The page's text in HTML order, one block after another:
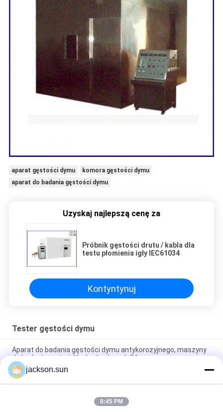
aparat gęstości dymu
komora gęstości dymu
aparat do badania gęstości dymu
Uzyskaj najlepszą cenę za
Próbnik gęstości drutu / kabla dla
testu płomienia igły IEC61034
Kontyntynuj
Tester gęstości dymu
Aparat do badania gęstości dymu antykorozyjnego, maszyny
do badania materiałów budowlanych 3A
Tester gęstości dymu DC 12V CE, maszyna do testowania
mebli 150 × 45 × 40 cm
ASTM D2843 Tester gęstości dymu z rozkładem materiałów
jackson.sun
8:45 PM